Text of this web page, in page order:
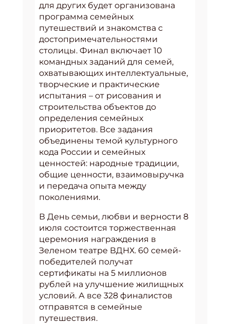
для других будет организована
программа семейных
путешествий и знакомства с
достопримечательностями
столицы. Финал включает 10
командных заданий для семей,
охватывающих интеллектуальные,
творческие и практические
испытания – от рисования и
строительства объектов до
определения семейных
приоритетов. Все задания
объединены темой культурного
кода России и семейных
ценностей: народные традиции,
общие ценности, взаимовыручка
и передача опыта между
поколениями.
В День семьи, любви и верности 8
июля состоится торжественная
церемония награждения в
Зеленом театре ВДНХ. 60 семей-
победителей получат
сертификаты на 5 миллионов
рублей на улучшение жилищных
условий. А все 328 финалистов
отправятся в семейные
путешествия.